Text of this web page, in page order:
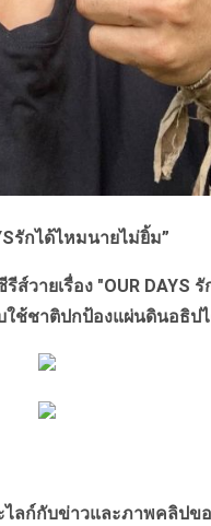
รักได้ไหมนายไม่ยิ้ม”
ส์วายเรื่อง "OUR DAYS รั
ชาติปกป้องแผ่นดินอธิปไ
ลก์กับข่าวและภาพคลิปข